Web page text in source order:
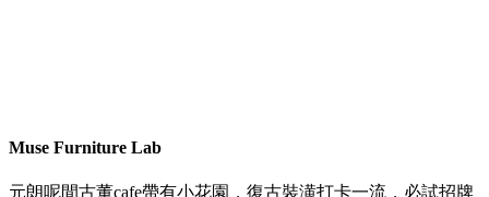
Muse Furniture Lab
元朗呢間古董cafe帶有小花園，復古裝潢打卡一流，必試招牌